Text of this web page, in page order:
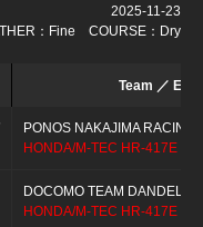
2025-11-23
：Fine COURSE：Dry
Team ／
PONOS NAKAJIMA RACING
HONDA/M-TEC HR-417E
DOCOMO TEAM
HONDA/M-TEC HR-417E